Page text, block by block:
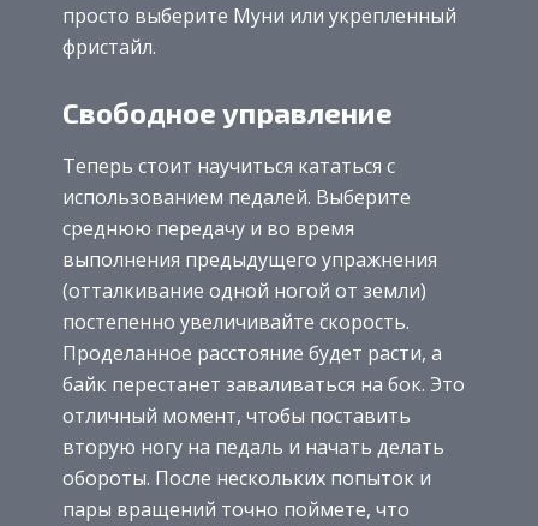
просто выберите Муни или укрепленный
фристайл.
Свободное управление
Теперь стоит научиться кататься с
использованием педалей. Выберите
среднюю передачу и во время
выполнения предыдущего упражнения
(отталкивание одной ногой от земли)
постепенно увеличивайте скорость.
Проделанное расстояние будет расти, а
байк перестанет заваливаться на бок. Это
отличный момент, чтобы поставить
вторую ногу на педаль и начать делать
обороты. После нескольких попыток и
пары вращений точно поймете, что